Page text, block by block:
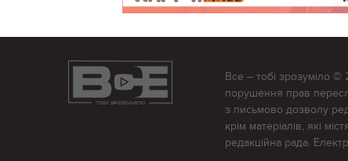
Все – тобі зрозуміло ©
порушення прав
з письмово дозволу
крім матеріалів, які
редакційна рада.